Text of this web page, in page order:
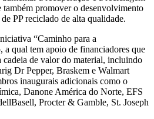
também promover o desenvolvimento
PP reciclado de alta qualidade.
“Caminho para a
a qual tem apoio de financiadores que
cadeia de valor do material, incluindo
Dr Pepper, Braskem e Walmart
inaugurais adicionais como o
Danone América do Norte, EFS
Procter & Gamble, St. Joseph